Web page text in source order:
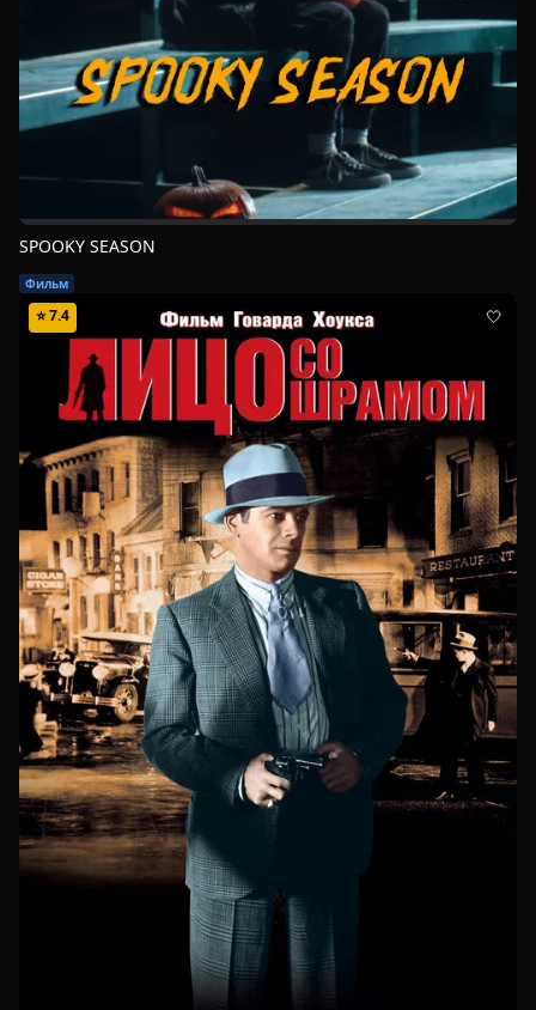
SPOOKY SEASON
Фильм
⭐7.4 🤍